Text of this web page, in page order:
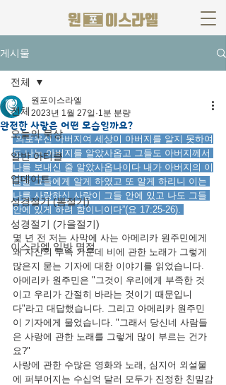
게시물
전체
오늘의 묵상
일반 아티클
업데이트
성경절기 (봄절기)
성경절기 (가을절기)
이스라엘 일반 명절
전체
완전한 사랑은 어떤 모습일까요?
원포이스라엘
2023년 1월 27일 1분 분량
“의로우신 아버지여 세상이 아버지를 알지 못하여
도 나는 아버지를 알았사옵고 그들도 아버지께서
나를 보내신 줄 알았사옵나이다 내가 아버지의 이
름을 그들에게 알게 하였고 또 알게 하리니 이는
나를 사랑하신 사랑이 그들 안에 있고 나도 그들
안에 있게 하려 함이니이다”(요 17:25-26).
몇 년 전 저는 사막에 사는 아메리카 원주민에게
왜 자신의 부족 가운데 비에 관한 노래가 그렇게
많은지 묻는 기자에 대한 이야기를 읽었습니다.
아메리카 원주민은 "그것이 우리에게 부족한 것
이고 우리가 간절히 바라는 것이기 때문입니
다"라고 대답했습니다. 그리고 아메리카 원주민
이 기자에게 물었습니다. "그래서 당신네 사람들
은 사랑에 관한 노래를 그렇게 많이 부르는 건가
요?"
사랑에 관한 수많은 영화와 노래, 심지어 외설물
에 퍼부어지는 수십억 달러 모두가 진정한 친밀감